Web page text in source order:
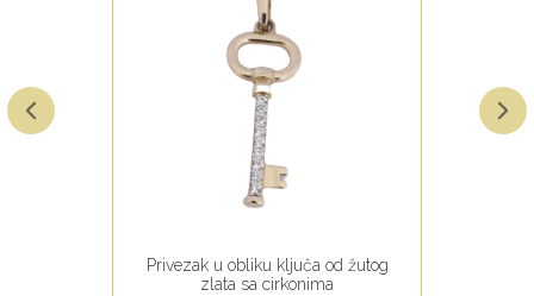
Privezak u obliku ključa od žutog
zlata sa cirkonima